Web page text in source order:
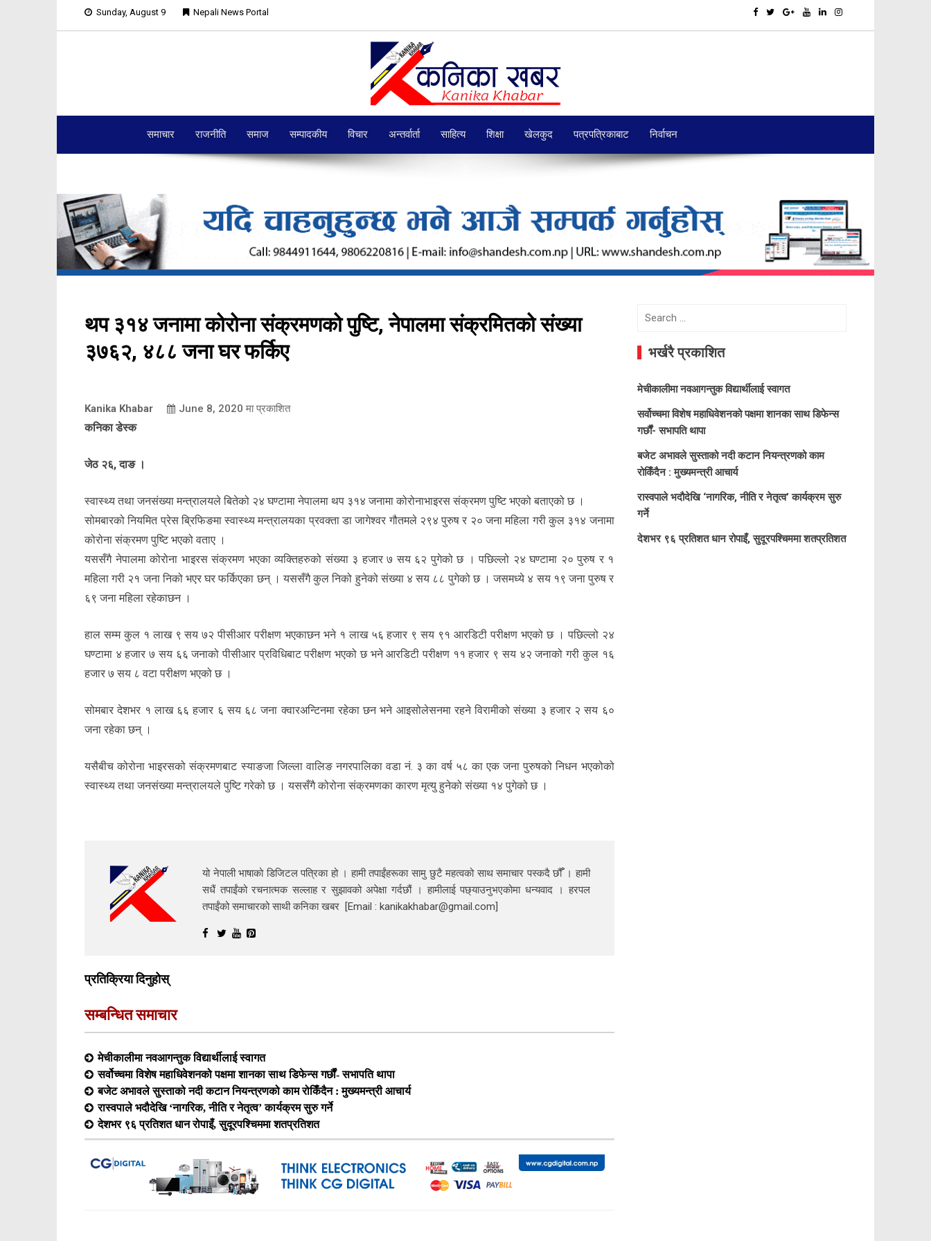
Sunday, August 9 Nepali News Portal
समाचार राजनीति समाज सम्पादकीय विचार अन्तर्वार्ता साहित्य शिक्षा खेलकुद पत्रपत्रिकाबाट निर्वाचन
थप ३१४ जनामा कोरोना संक्रमणको पुष्टि, नेपालमा संक्रमितको संख्या
३७६२, ४८८ जना घर फर्किए
Kanika Khabar June 8, 2020 मा प्रकाशित
कनिका डेस्क
जेठ २६, दाङ ।
स्वास्थ्य तथा जनसंख्या मन्त्रालयले बितेको २४ घण्टामा नेपालमा थप ३१४ जनामा कोरोनाभाइरस संक्रमण पुष्टि भएको बताएको छ ।
सोमबारको नियमित प्रेस ब्रिफिङमा स्वास्थ्य मन्त्रालयका प्रवक्ता डा जागेश्वर गौतमले २९४ पुरुष र २० जना महिला गरी कुल ३१४ जनामा
कोरोना संक्रमण पुष्टि भएको वताए ।
यससँगै नेपालमा कोरोना भाइरस संक्रमण भएका व्यक्तिहरुको संख्या ३ हजार ७ सय ६२ पुगेको छ । पछिल्लो २४ घण्टामा २० पुरुष र १
महिला गरी २१ जना निको भएर घर फर्किएका छन् । यससँगै कुल निको हुनेको संख्या ४ सय ८८ पुगेको छ । जसमध्ये ४ सय १९ जना पुरुष र
६९ जना महिला रहेकाछन ।
हाल सम्म कुल १ लाख ९ सय ७२ पीसीआर परीक्षण भएकाछन भने १ लाख ५६ हजार ९ सय ९१ आरडिटी परीक्षण भएको छ । पछिल्लो २४
घण्टामा ४ हजार ७ सय ६६ जनाको पीसीआर प्रविधिबाट परीक्षण भएको छ भने आरडिटी परीक्षण ११ हजार ९ सय ४२ जनाको गरी कुल १६
हजार ७ सय ८ वटा परीक्षण भएको छ ।
सोमबार देशभर १ लाख ६६ हजार ६ सय ६८ जना क्वारअन्टिनमा रहेका छन भने आइसोलेसनमा रहने विरामीको संख्या ३ हजार २ सय ६०
जना रहेका छन् ।
यसैबीच कोरोना भाइरसको संक्रमणबाट स्याङजा जिल्ला वालिङ नगरपालिका वडा नं. ३ का वर्ष ५८ का एक जना पुरुषको निधन भएकोको
स्वास्थ्य तथा जनसंख्या मन्त्रालयले पुष्टि गरेको छ । यससँगै कोरोना संक्रमणका कारण मृत्यु हुनेको संख्या १४ पुगेको छ ।
यो नेपाली भाषाको डिजिटल पत्रिका हो । हामी तपाईंहरूका सामु छुटै महत्वको साथ समाचार पस्कदै छौँँ । हामी
सधैं तपाईंको रचनात्मक सल्लाह र सुझावको अपेक्षा गर्दछौं । हामीलाई पछ्याउनुभएकोमा धन्यवाद । हरपल
तपाईंको समाचारको साथी कनिका खबर [Email : kanikakhabar@gmail.com]
प्रतिक्रिया दिनुहोस्
सम्बन्धित समाचार
मेचीकालीमा नवआगन्तुक विद्यार्थीलाई स्वागत
सर्वोच्चमा विशेष महाधिवेशनको पक्षमा शानका साथ डिफेन्स गर्छौं- सभापति थापा
बजेट अभावले सुस्ताको नदी कटान नियन्त्रणको काम रोकिँदैन : मुख्यमन्त्री आचार्य
रास्वपाले भदौदेखि ‘नागरिक, नीति र नेतृत्व’ कार्यक्रम सुरु गर्ने
देशभर ९६ प्रतिशत धान रोपाइँ, सुदूरपश्चिममा शतप्रतिशत
Search
भर्खरै प्रकाशित
मेचीकालीमा नवआगन्तुक विद्यार्थीलाई स्वागत
सर्वोच्चमा विशेष महाधिवेशनको पक्षमा शानका साथ डिफेन्स
गर्छौं- सभापति थापा
बजेट अभावले सुस्ताको नदी कटान नियन्त्रणको काम
रोकिँदैन : मुख्यमन्त्री आचार्य
रास्वपाले भदौदेखि ‘नागरिक, नीति र नेतृत्व’ कार्यक्रम सुरु
गर्ने
देशभर ९६ प्रतिशत धान रोपाइँ, सुदूरपश्चिममा शतप्रतिशत